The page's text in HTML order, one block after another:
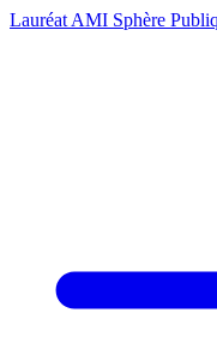
Lauréat AMI Sphère